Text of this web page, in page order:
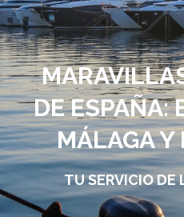
DE ESPAÑA:
MÁLAGA Y
TU SERVICIO DE